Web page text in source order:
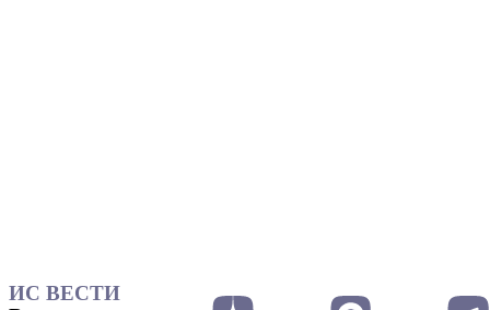
ИС ВЕСТИ